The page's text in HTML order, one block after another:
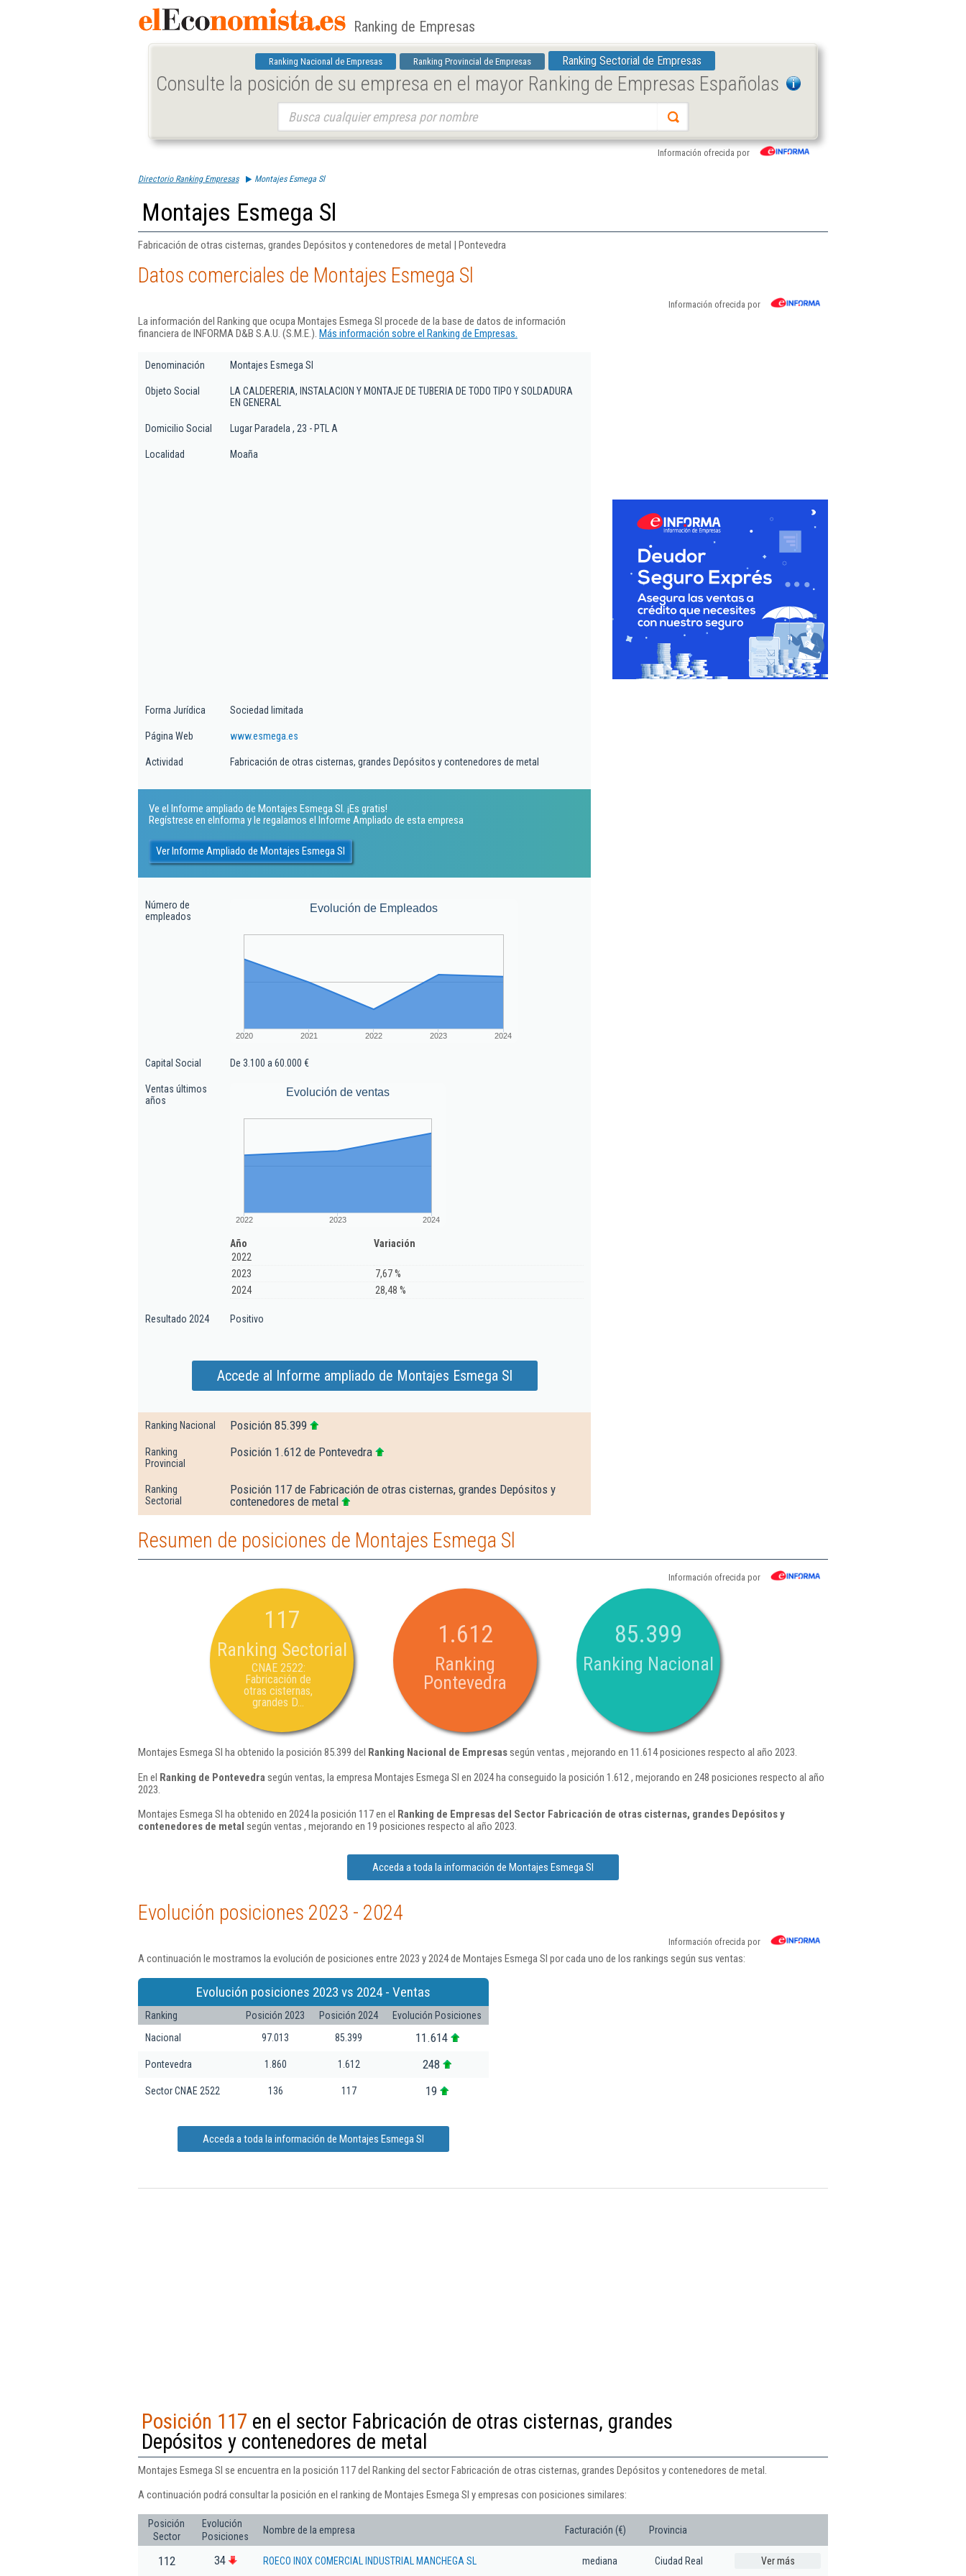
Ranking de Empresas
Ranking Nacional de Empresas Ranking Provincial de Empresas Ranking Sectorial de Empresas
Consulte la posición de su empresa en el mayor Ranking de Empresas Españolas
Información ofrecida por
Directorio Ranking Empresas Montajes Esmega Sl
Montajes Esmega Sl
Fabricación de otras cisternas, grandes Depósitos y contenedores de metal | Pontevedra
Datos comerciales de Montajes Esmega Sl
Información ofrecida por
La información del Ranking que ocupa Montajes Esmega Sl procede de la base de datos de información
financiera de INFORMA D&B S.A.U. (S.M.E.). Más información sobre el Ranking de Empresas.
Denominación Montajes Esmega Sl
Objeto Social
LA CALDERERIA, INSTALACION Y MONTAJE DE TUBERIA DE TODO TIPO Y SOLDADURA
EN GENERAL
Domicilio Social Lugar Paradela , 23 - PTL A
Localidad Moaña
Forma Jurídica Sociedad limitada
Página Web www.esmega.es
Actividad Fabricación de otras cisternas, grandes Depósitos y contenedores de metal
Ve el Informe ampliado de Montajes Esmega Sl. ¡Es gratis!
Regístrese en eInforma y le regalamos el Informe Ampliado de esta empresa
Ver Informe Ampliado de Montajes Esmega Sl
Número de
empleados
Evolución de Empleados
2020 2021 2022 2023 2024
Capital Social De 3.100 a 60.000 €
Ventas últimos
años
Evolución de ventas
2022 2023 2024
Año
Variación
2022
2023
7,67 %
2024
28,48 %
Resultado 2024 Positivo
Accede al Informe ampliado de Montajes Esmega Sl
Ranking Nacional Posición 85.399
Ranking
Provincial
Posición 1.612 de Pontevedra
Ranking
Sectorial
Posición 117 de Fabricación de otras cisternas, grandes Depósitos y
contenedores de metal
Resumen de posiciones de Montajes Esmega Sl
Información ofrecida por
117
Ranking Sectorial
CNAE 2522:
Fabricación de
otras cisternas,
grandes D...
1.612
Ranking
Pontevedra
85.399
Ranking Nacional
Montajes Esmega Sl ha obtenido la posición 85.399 del Ranking Nacional de Empresassegún ventas , mejorando en 11.614 posiciones respecto al año 2023.
En el Ranking de Pontevedra según ventas, la empresa Montajes Esmega Sl en 2024 ha conseguido la posición 1.612 , mejorando en 248 posiciones respecto al año
2023.
Montajes Esmega Sl ha obtenido en 2024 la posición 117 en el Ranking de Empresas del Sector Fabricación de otras cisternas, grandes Depósitos y
contenedores de metal según ventas , mejorando en 19 posiciones respecto al año 2023.
Acceda a toda la información de Montajes Esmega Sl
Evolución posiciones 2023 - 2024
Información ofrecida por
A continuación le mostramos la evolución de posiciones entre 2023 y 2024 de Montajes Esmega Sl por cada uno de los rankings según sus ventas:
Evolución posiciones 2023 vs 2024 - Ventas
Ranking Posición 2023 Posición 2024
Evolución Posiciones
Nacional
97.013 85.399 11.614
Pontevedra 1.860 1.612 248
Sector CNAE 2522 136 117 19
Acceda a toda la información de Montajes Esmega Sl
Posición 117 en el sector Fabricación de otras cisternas, grandes
Depósitos y contenedores de metal
Montajes Esmega Sl se encuentra en la posición 117 del Ranking del sector Fabricación de otras cisternas, grandes Depósitos y contenedores de metal.
A continuación podrá consultar la posición en el ranking de Montajes Esmega Sl y empresas con posiciones similares:
Posición
Sector
Evolución
Posiciones
Nombre de la empresa Facturación (€) Provincia
112 34 ROECO INOX COMERCIAL INDUSTRIAL MANCHEGA SL mediana Ciudad Real Ver más